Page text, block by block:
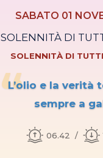
SABATO 01
SOLENNITÀ DI
SOLENNITÀ DI
L’olio e la verità
sempre a
06.42